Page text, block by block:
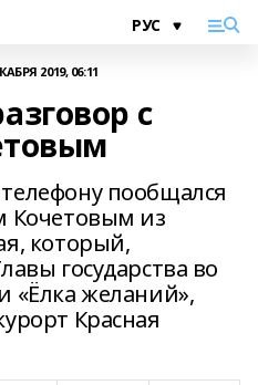
2019, 06:11
с
пообщался
Кочетовым из
который,
государства во
«Ёлка желаний»,
Красная